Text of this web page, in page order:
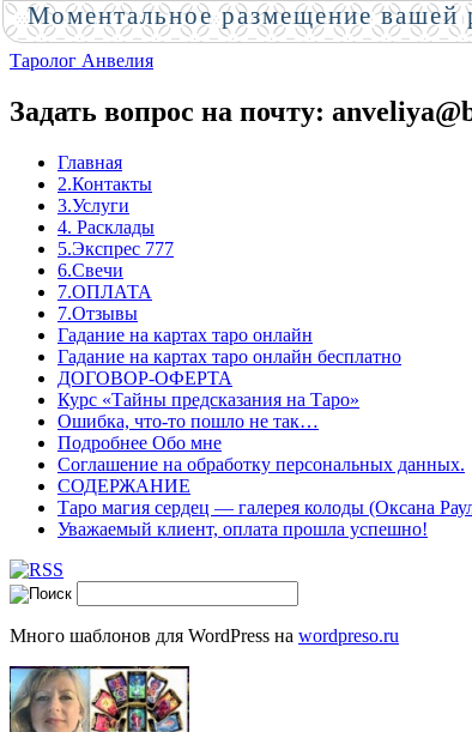
Таролог Анвелия
Задать вопрос на почту:
Главная
2.Контакты
3.Услуги
4. Расклады
5.Экспрес 777
6.Свечи
7.ОПЛАТА
7.Отзывы
Гадание на картах таро онлайн
Гадание на картах таро онлайн бесплатно
ДОГОВОР-ОФЕРТА
Курс «Тайны предсказания на Таро»
Ошибка, что-то пошло не так…
Подробнее Обо мне
Соглашение на обработку персональных данных.
СОДЕРЖАНИЕ
Таро магия сердец — галерея колоды (Оксана
Уважаемый клиент, оплата прошла успешно!
Много шаблонов для WordPress на wordpreso.ru
Моментальное размещение